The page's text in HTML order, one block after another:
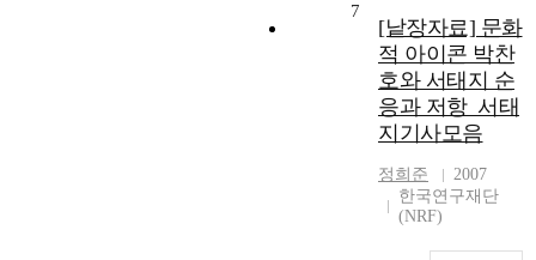
7
[낱장자료] 문화
적 아이콘 박찬
호와 서태지 순
응과 저항_서태
지기사모음
정희준
2007
한국연구재단
(NRF)